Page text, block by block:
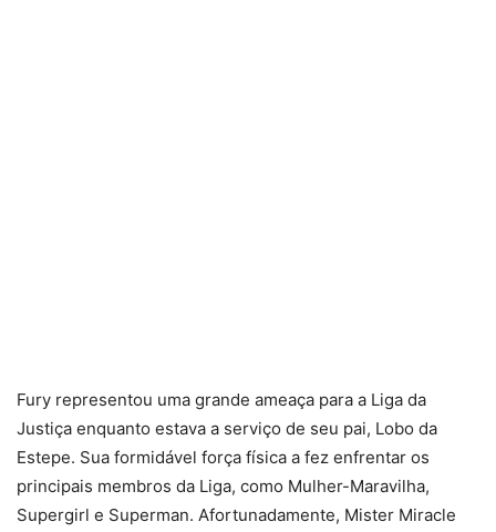
Fury representou uma grande ameaça para a Liga da
Justiça enquanto estava a serviço de seu pai, Lobo da
Estepe. Sua formidável força física a fez enfrentar os
principais membros da Liga, como Mulher-Maravilha,
Supergirl e Superman. Afortunadamente, Mister Miracle